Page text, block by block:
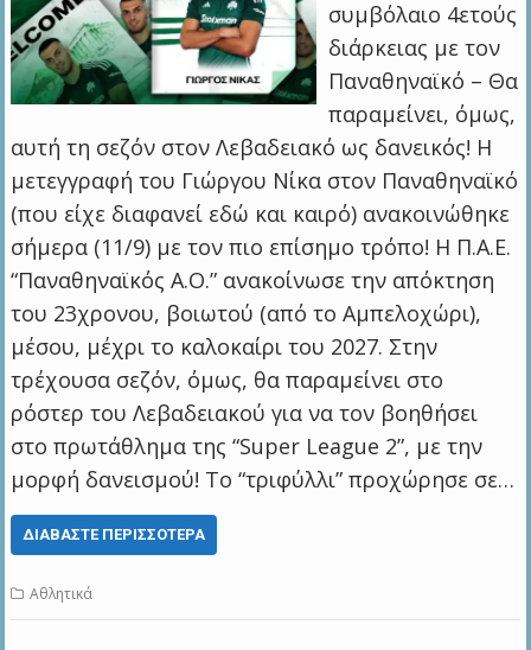
συμβόλαιο 4ετούς
διάρκειας με τον
Παναθηναϊκό – Θα
παραμείνει, όμως,
αυτή τη σεζόν στον Λεβαδειακό ως δανεικός! Η
μετεγγραφή του Γιώργου Νίκα στον Παναθηναϊκό
(που είχε διαφανεί εδώ και καιρό) ανακοινώθηκε
σήμερα (11/9) με τον πιο επίσημο τρόπο! Η Π.Α.Ε.
“Παναθηναϊκός Α.Ο.” ανακοίνωσε την απόκτηση
του 23χρονου, βοιωτού (από το Αμπελοχώρι),
μέσου, μέχρι το καλοκαίρι του 2027. Στην
τρέχουσα σεζόν, όμως, θα παραμείνει στο
ρόστερ του Λεβαδειακού για να τον βοηθήσει
στο πρωτάθλημα της “Super League 2”, με την
μορφή δανεισμού! Το “τριφύλλι” προχώρησε σε…
ΔΙΑΒΆΣΤΕ ΠΕΡΙΣΣΌΤΕΡΑ
Αθλητικά